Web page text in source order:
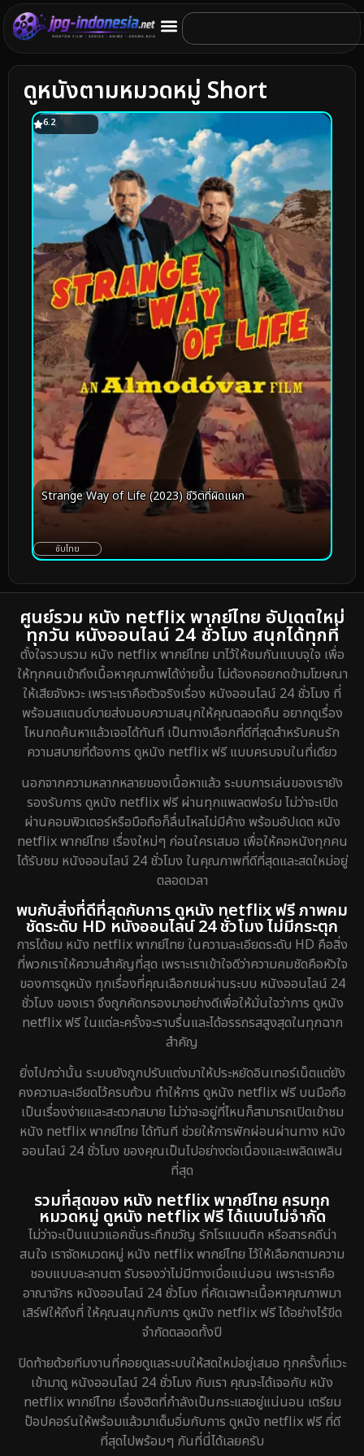
ดูหนังตามหมวดหมู่ Short
6.2
Strange Way of Life (2023) ชีวิตที่ผิดแผก
ซับไทย
ศูนย์รวม หนัง netflix พากย์ไทย อัปเดตใหม่
ทุกวัน หนังออนไลน์ 24 ชั่วโมง สนุกได้ทุกที่
ตั้งใจรวบรวม หนัง netflix พากย์ไทย มาไว้ให้ชมกันแบบจุใจ เพื่อ
ให้ทุกคนเข้าถึงเนื้อหาคุณภาพได้ง่ายขึ้น ไม่ต้องคอยกดข้ามโฆษณา
ให้เสียจังหวะ เพราะเราคือตัวจริงเรื่อง หนังออนไลน์ 24 ชั่วโมง ที่
พร้อมสแตนด์บายส่งมอบความสนุกให้คุณตลอดคืน อยากดูเรื่อง
ไหนกดค้นหาแล้วเจอได้ทันที เป็นทางเลือกที่ดีที่สุดสำหรับคนรัก
ความสบายที่ต้องการ ดูหนัง netflix ฟรี แบบครบจบในที่เดียว
นอกจากความหลากหลายของเนื้อหาแล้ว ระบบการเล่นของเรายัง
รองรับการ ดูหนัง netflix ฟรี ผ่านทุกแพลตฟอร์ม ไม่ว่าจะเปิด
ผ่านคอมพิวเตอร์หรือมือถือก็ลื่นไหลไม่มีค้าง พร้อมอัปเดต หนัง
netflix พากย์ไทย เรื่องใหม่ๆ ก่อนใครเสมอ เพื่อให้คอหนังทุกคน
ได้รับชม หนังออนไลน์ 24 ชั่วโมง ในคุณภาพที่ดีที่สุดและสดใหม่อยู่
ตลอดเวลา
พบกับสิ่งที่ดีที่สุดกับการ ดูหนัง netflix ฟรี ภาพคม
ชัดระดับ HD หนังออนไลน์ 24 ชั่วโมง ไม่มีกระตุก
การได้ชม หนัง netflix พากย์ไทย ในความละเอียดระดับ HD คือสิ่ง
ที่พวกเราให้ความสำคัญที่สุด เพราะเราเข้าใจดีว่าความคมชัดคือหัวใจ
ของการดูหนัง ทุกเรื่องที่คุณเลือกชมผ่านระบบ หนังออนไลน์ 24
ชั่วโมง ของเรา จึงถูกคัดกรองมาอย่างดีเพื่อให้มั่นใจว่าการ ดูหนัง
netflix ฟรี ในแต่ละครั้งจะราบรื่นและได้อรรถรสสูงสุดในทุกฉาก
สำคัญ
ยิ่งไปกว่านั้น ระบบยังถูกปรับแต่งมาให้ประหยัดอินเทอร์เน็ตแต่ยัง
คงความละเอียดไว้ครบถ้วน ทำให้การ ดูหนัง netflix ฟรี บนมือถือ
เป็นเรื่องง่ายและสะดวกสบาย ไม่ว่าจะอยู่ที่ไหนก็สามารถเปิดเข้าชม
หนัง netflix พากย์ไทย ได้ทันที ช่วยให้การพักผ่อนผ่านทาง หนัง
ออนไลน์ 24 ชั่วโมง ของคุณเป็นไปอย่างต่อเนื่องและเพลิดเพลิน
ที่สุด
รวมที่สุดของ หนัง netflix พากย์ไทย ครบทุก
หมวดหมู่ ดูหนัง netflix ฟรี ได้แบบไม่จำกัด
ไม่ว่าจะเป็นแนวแอคชั่นระทึกขวัญ รักโรแมนติก หรือสารคดีน่า
สนใจ เราจัดหมวดหมู่ หนัง netflix พากย์ไทย ไว้ให้เลือกตามความ
ชอบแบบละลานตา รับรองว่าไม่มีทางเบื่อแน่นอน เพราะเราคือ
อาณาจักร หนังออนไลน์ 24 ชั่วโมง ที่คัดเฉพาะเนื้อหาคุณภาพมา
เสิร์ฟให้ถึงที่ ให้คุณสนุกกับการ ดูหนัง netflix ฟรี ได้อย่างไร้ขีด
จำกัดตลอดทั้งปี
ปิดท้ายด้วยทีมงานที่คอยดูแลระบบให้สดใหม่อยู่เสมอ ทุกครั้งที่แวะ
เข้ามาดู หนังออนไลน์ 24 ชั่วโมง กับเรา คุณจะได้เจอกับ หนัง
netflix พากย์ไทย เรื่องฮิตที่กำลังเป็นกระแสอยู่แน่นอน เตรียม
ป๊อปคอร์นให้พร้อมแล้วมาเต็มอิ่มกับการ ดูหนัง netflix ฟรี ที่ดี
ที่สุดไปพร้อมๆ กันที่นี่ได้เลยครับ